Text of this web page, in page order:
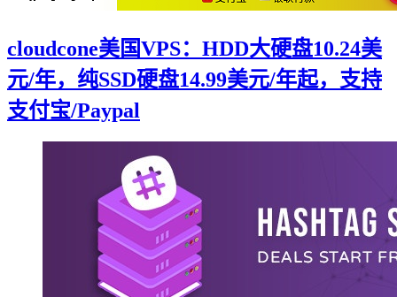
cloudcone美国VPS：HDD大硬盘10.24美
元/年，纯SSD硬盘14.99美元/年起，支持
支付宝/Paypal